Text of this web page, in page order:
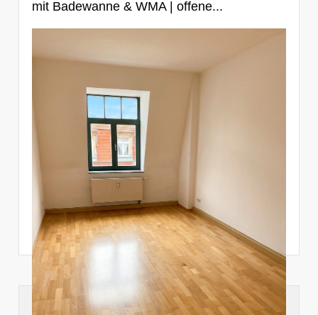
mit Badewanne & WMA | offene...
Suchhistorie